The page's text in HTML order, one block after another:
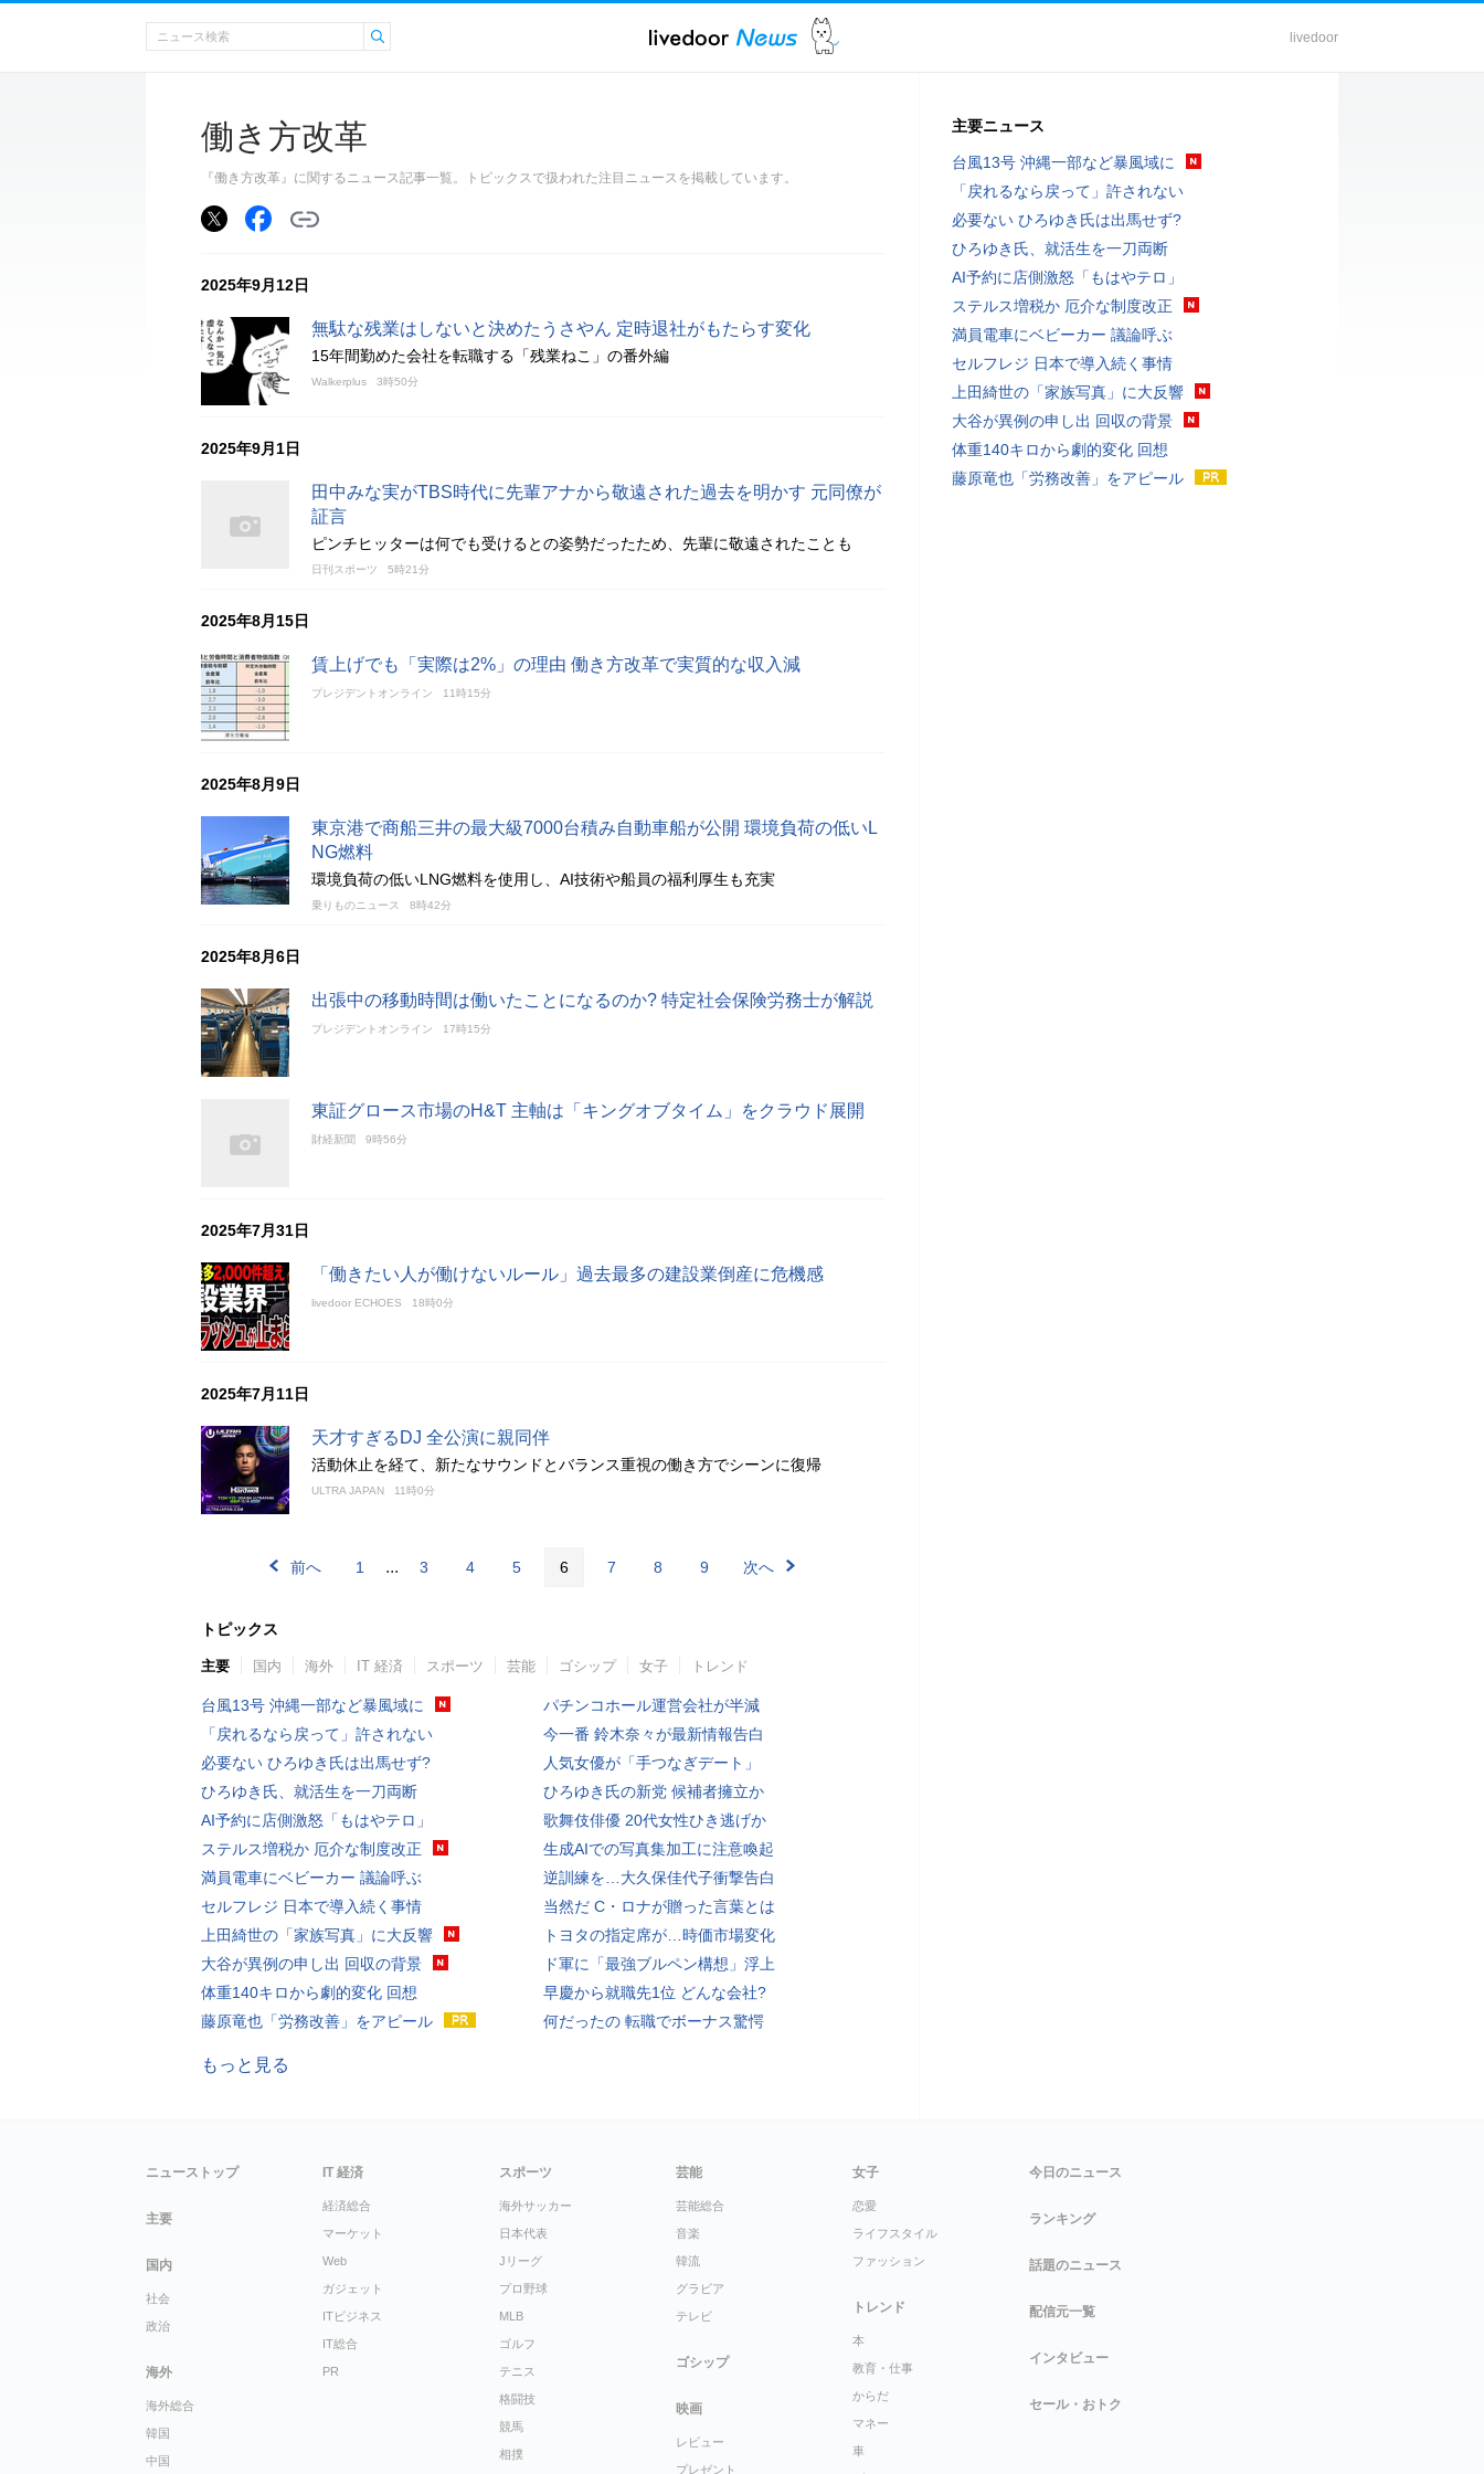
livedoor
働き方改革
『働き方改革』に関するニュース記事一覧。トピックスで扱われた注目ニュースを掲載しています。
2025年9月12日
無駄な残業はしないと決めたうさやん 定時退社がもたらす変化
15年間勤めた会社を転職する「残業ねこ」の番外編
Walkerplus 3時50分
2025年9月1日
田中みな実がTBS時代に先輩アナから敬遠された過去を明かす 元同僚が
証言
ピンチヒッターは何でも受けるとの姿勢だったため、先輩に敬遠されたことも
日刊スポーツ 5時21分
2025年8月15日
賃上げでも「実際は2%」の理由 働き方改革で実質的な収入減
プレジデントオンライン 11時15分
2025年8月9日
東京港で商船三井の最大級7000台積み自動車船が公開 環境負荷の低いL
NG燃料
環境負荷の低いLNG燃料を使用し、AI技術や船員の福利厚生も充実
乗りものニュース 8時42分
2025年8月6日
出張中の移動時間は働いたことになるのか? 特定社会保険労務士が解説
プレジデントオンライン 17時15分
東証グロース市場のH&T 主軸は「キングオブタイム」をクラウド展開
財経新聞 9時56分
2025年7月31日
「働きたい人が働けないルール」過去最多の建設業倒産に危機感
livedoor ECHOES 18時0分
2025年7月11日
天才すぎるDJ 全公演に親同伴
活動休止を経て、新たなサウンドとバランス重視の働き方でシーンに復帰
ULTRA JAPAN 11時0分
前へ 1 ... 3 4 5 6 7 8 9 次へ
トピックス
主要 国内 海外 IT 経済 スポーツ 芸能 ゴシップ 女子 トレンド
台風13号 沖縄一部など暴風域に
「戻れるなら戻って」許されない
必要ない ひろゆき氏は出馬せず?
ひろゆき氏、就活生を一刀両断
AI予約に店側激怒「もはやテロ」
ステルス増税か 厄介な制度改正
満員電車にベビーカー 議論呼ぶ
セルフレジ 日本で導入続く事情
上田綺世の「家族写真」に大反響
大谷が異例の申し出 回収の背景
体重140キロから劇的変化 回想
藤原竜也「労務改善」をアピール
パチンコホール運営会社が半減
今一番 鈴木奈々が最新情報告白
人気女優が「手つなぎデート」
ひろゆき氏の新党 候補者擁立か
歌舞伎俳優 20代女性ひき逃げか
生成AIでの写真集加工に注意喚起
逆訓練を…大久保佳代子衝撃告白
当然だ C・ロナが贈った言葉とは
トヨタの指定席が…時価市場変化
ド軍に「最強ブルペン構想」浮上
早慶から就職先1位 どんな会社?
何だったの 転職でボーナス驚愕
もっと見る
主要ニュース
台風13号 沖縄一部など暴風域に
「戻れるなら戻って」許されない
必要ない ひろゆき氏は出馬せず?
ひろゆき氏、就活生を一刀両断
AI予約に店側激怒「もはやテロ」
ステルス増税か 厄介な制度改正
満員電車にベビーカー 議論呼ぶ
セルフレジ 日本で導入続く事情
上田綺世の「家族写真」に大反響
大谷が異例の申し出 回収の背景
体重140キロから劇的変化 回想
藤原竜也「労務改善」をアピール
ニューストップ
主要
国内
社会
政治
海外
海外総合
韓国
中国
IT 経済
経済総合
マーケット
Web
ガジェット
ITビジネス
IT総合
PR
スポーツ
海外サッカー
日本代表
Jリーグ
プロ野球
MLB
ゴルフ
テニス
格闘技
競馬
相撲
芸能
芸能総合
音楽
韓流
グラビア
テレビ
ゴシップ
映画
レビュー
プレゼント
女子
恋愛
ライフスタイル
ファッション
トレンド
本
教育・仕事
からだ
マネー
車
今日のニュース
ランキング
話題のニュース
配信元一覧
インタビュー
セール・おトク